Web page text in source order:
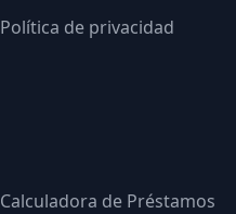
Política de privacidad
Calculadora de Préstamos